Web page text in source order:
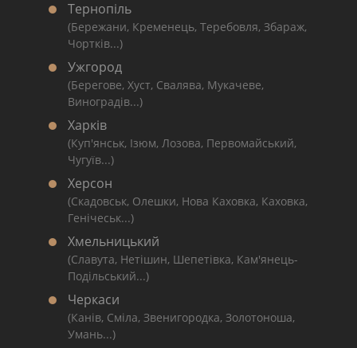
Тернопіль
(Бережани, Кременець, Теребовля, Збараж,
Чортків...)
Ужгород
(Берегове, Хуст, Свалява, Мукачеве,
Виноградів...)
Харків
(Куп'янськ, Ізюм, Лозова, Первомайський,
Чугуїв...)
Херсон
(Скадовськ, Олешки, Нова Каховка, Каховка,
Генічеськ...)
Хмельницький
(Славута, Нетішин, Шепетівка, Кам'янець-
Подільський...)
Черкаси
(Канів, Сміла, Звенигородка, Золотоноша,
Умань...)